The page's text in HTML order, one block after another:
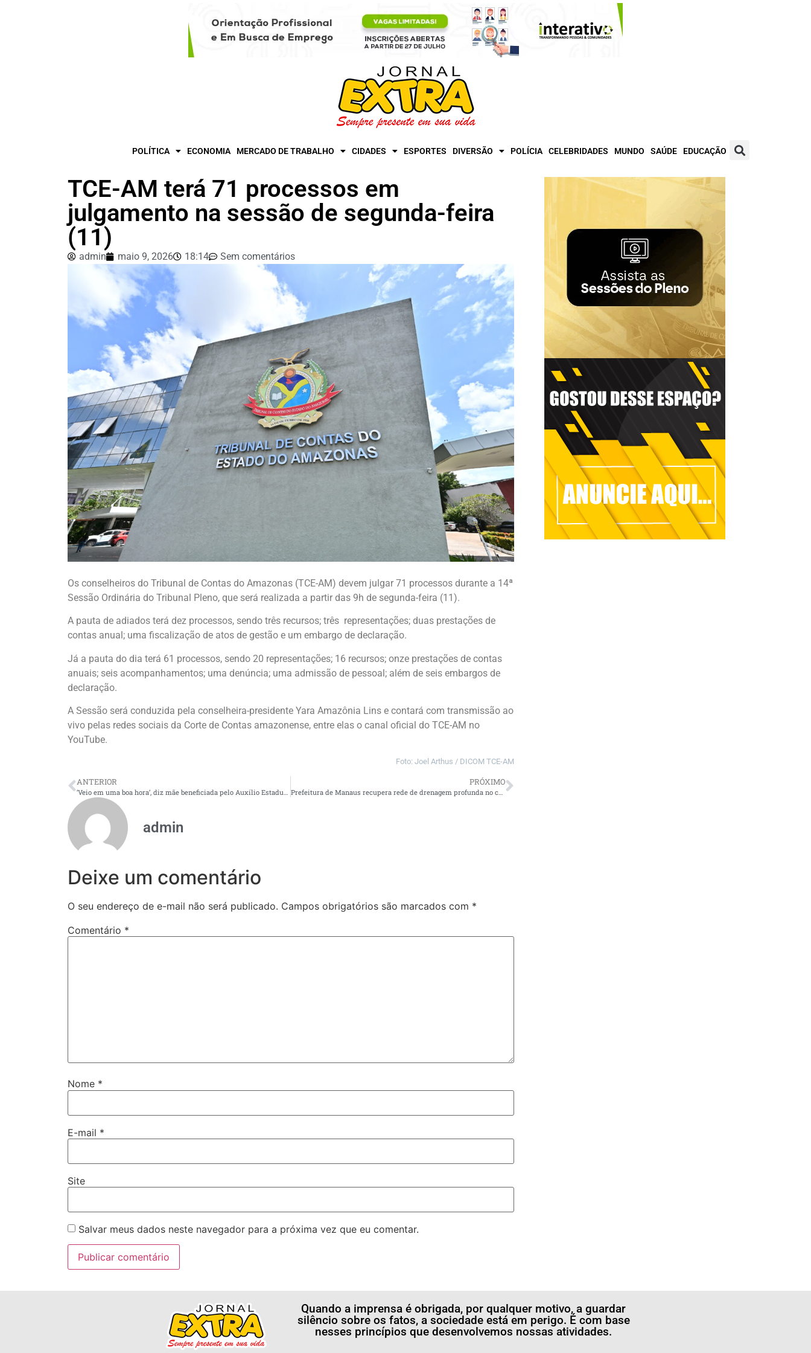
POLÍTICA ECONOMIA MERCADO DE TRABALHO CIDADES ESPORTES DIVERSÃO POLÍCIA CELEBRIDADES MUNDO SAÚDE EDUCAÇÃO
TCE-AM terá 71 processos em
julgamento na sessão de segunda-feira
(11)
admin maio 9, 2026 18:14 Sem comentários
Os conselheiros do Tribunal de Contas do Amazonas (TCE-AM) devem julgar 71 processos durante a 14ª
Sessão Ordinária do Tribunal Pleno, que será realizada a partir das 9h de segunda-feira (11).
A pauta de adiados terá dez processos, sendo três recursos; três representações; duas prestações de
contas anual; uma fiscalização de atos de gestão e um embargo de declaração.
Já a pauta do dia terá 61 processos, sendo 20 representações; 16 recursos; onze prestações de contas
anuais; seis acompanhamentos; uma denúncia; uma admissão de pessoal; além de seis embargos de
declaração.
A Sessão será conduzida pela conselheira-presidente Yara Amazônia Lins e contará com transmissão ao
vivo pelas redes sociais da Corte de Contas amazonense, entre elas o canal oficial do TCE-AM no
YouTube.
Foto: Joel Arthus / DICOM TCE-AM
ANTERIOR PRÓXIMO
admin
Deixe um comentário
O seu endereço de e-mail não será publicado. Campos obrigatórios são marcados com *
Comentário *
Nome *
E-mail *
Site
Salvar meus dados neste navegador para a próxima vez que eu comentar.
Quando a imprensa é obrigada, por qualquer motivo, a guardar
silêncio sobre os fatos, a sociedade está em perigo. É com base
nesses princípios que desenvolvemos nossas atividades.